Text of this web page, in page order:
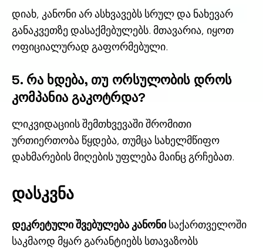
დიახ, კანონი არ ასხვავებს სრულ და ნახევარ
განაკვეთზე დასაქმებულებს. მთავარია, იყოთ
ოფიციალურად გაფორმებული.
5. რა ხდება, თუ ორსულობის დროს
კომპანია გაკოტრდა?
ლიკვიდაციის შემთხვევაში შრომითი
ურთიერთობა წყდება, თუმცა სახელმწიფო
დახმარების მიღების უფლება მაინც გრჩებათ.
დასკვნა
დეკრეტული შვებულება კანონისაქართველოში
საკმაოდ მყარ გარანტიებს სთავაზობს